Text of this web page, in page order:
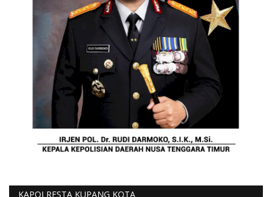
KAPOLRESTA KUPANG KOTA